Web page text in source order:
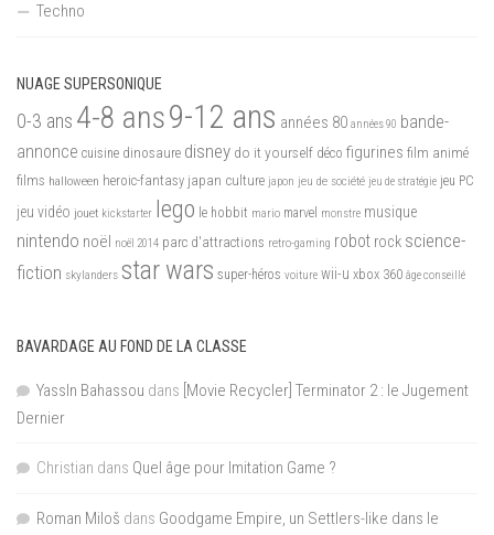
Techno
NUAGE SUPERSONIQUE
0-3 ans 4-8 ans9-12 ans années 80 années 90 bande-
annonce cuisine dinosaure disney do it yourself déco figurines film animé
films halloween heroic-fantasy japan culture japon jeu de société jeu de stratégie jeu PC
jeu vidéo jouet kickstarter lego le hobbit mario marvel monstre musique
nintendo noël noël 2014 parc d'attractions retro-gaming robot rock science-
fiction skylanders star wars super-héros voiture wii-u xbox 360 âge conseillé
BAVARDAGE AU FOND DE LA CLASSE
YassIn Bahassou dans [Movie Recycler] Terminator 2 : le Jugement
Dernier
Christian dans Quel âge pour Imitation Game ?
Roman Miloš dans Goodgame Empire, un Settlers-like dans le